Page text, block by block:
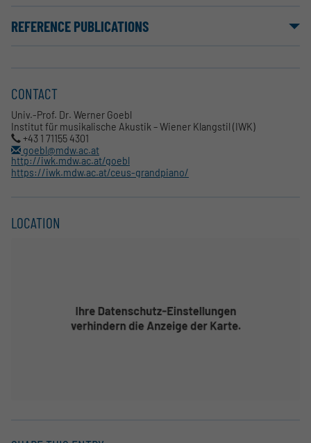
REFERENCE PUBLICATIONS
CONTACT
Univ.-Prof. Dr. Werner Goebl
Institut für musikalische Akustik – Wiener Klangstil (IWK)
+43 1 71155 4301
goebl@mdw.ac.at
http://iwk.mdw.ac.at/goebl
https://iwk.mdw.ac.at/ceus-grandpiano/
LOCATION